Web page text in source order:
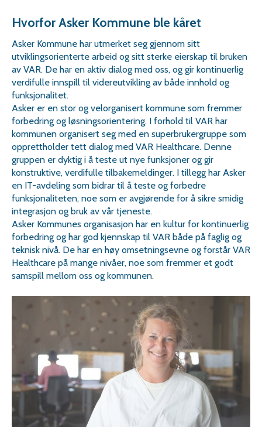
Hvorfor Asker Kommune ble kåret
Asker Kommune har utmerket seg gjennom sitt
utviklingsorienterte arbeid og sitt sterke eierskap til bruken
av VAR. De har en aktiv dialog med oss, og gir kontinuerlig
verdifulle innspill til videreutvikling av både innhold og
funksjonalitet.
Asker er en stor og velorganisert kommune som fremmer
forbedring og løsningsorientering. I forhold til VAR har
kommunen organisert seg med en superbrukergruppe som
opprettholder tett dialog med VAR Healthcare. Denne
gruppen er dyktig i å teste ut nye funksjoner og gir
konstruktive, verdifulle tilbakemeldinger. I tillegg har Asker
en IT-avdeling som bidrar til å teste og forbedre
funksjonaliteten, noe som er avgjørende for å sikre smidig
integrasjon og bruk av vår tjeneste.
Asker Kommunes organisasjon har en kultur for kontinuerlig
forbedring og har god kjennskap til VAR både på faglig og
teknisk nivå. De har en høy omsetningsevne og forstår VAR
Healthcare på mange nivåer, noe som fremmer et godt
samspill mellom oss og kommunen.